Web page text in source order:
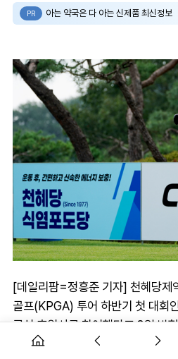
PR 아는 약국은 다 아는 신제품 최신정보
[데일리팜=정흥준 기자] 천혜당제
골프(KPGA) 투어 하반기 첫 대회
공식 후원사로 참여했다고 3일 밝